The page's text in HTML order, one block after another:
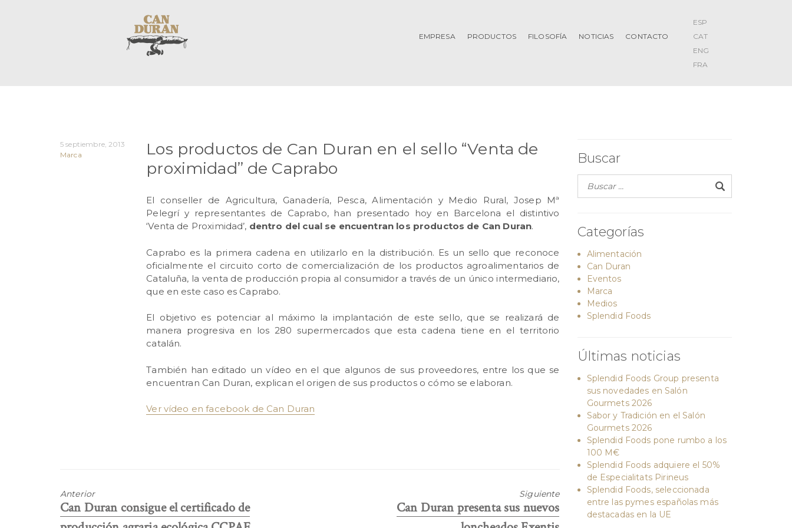
EMPRESA PRODUCTOS FILOSOFÍA NOTICIAS CONTACTO
ESP
CAT
ENG
FRA
5 septiembre, 2013
Marca
Los productos de Can Duran en el sello “Venta de
proximidad” de Caprabo
El conseller de Agricultura, Ganadería, Pesca, Alimentación y Medio Rural, Josep Mª
Pelegrí y representantes de Caprabo, han presentado hoy en Barcelona el distintivo
‘Venta de Proximidad’, dentro del cual se encuentran los productos de Can Duran.
Caprabo es la primera cadena en utilizarlo en la distribución. Es un sello que reconoce
oficialmente el circuito corto de comercialización de los productos agroalimentarios de
Cataluña, la venta de producción propia al consumidor a través de un único intermediario,
que en este caso es Caprabo.
El objetivo es potenciar al máximo la implantación de este sello, que se realizará de
manera progresiva en los 280 supermercados que esta cadena tiene en el territorio
catalán.
También han editado un vídeo en el que algunos de sus proveedores, entre los que se
encuentran Can Duran, explican el origen de sus productos o cómo se elaboran.
Ver vídeo en facebook de Can Duran
Anterior
Entrada
anterior:
Can Duran consigue el certificado de
Siguiente
Entrada
siguiente:
Can Duran presenta sus nuevos
Buscar
Categorías
Alimentación
Can Duran
Eventos
Marca
Medios
Splendid Foods
Últimas noticias
Splendid Foods Group presenta
sus novedades en Salón
Gourmets 2026
Sabor y Tradición en el Salón
Gourmets 2026
Splendid Foods pone rumbo a los
100 M€
Splendid Foods adquiere el 50%
de Especialitats Pirineus
Splendid Foods, seleccionada
entre las pymes españolas más
destacadas en la UE